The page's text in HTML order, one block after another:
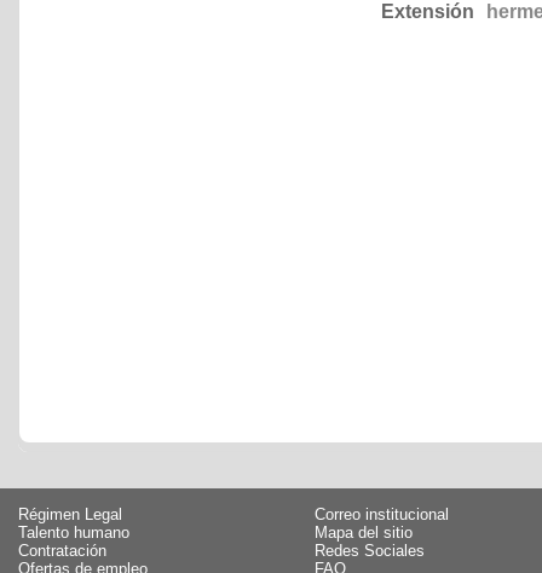
Extensión
Régimen Legal
Talento humano
Contratación
Ofertas de empleo
Correo institucional
Mapa del sitio
Redes Sociales
FAQ